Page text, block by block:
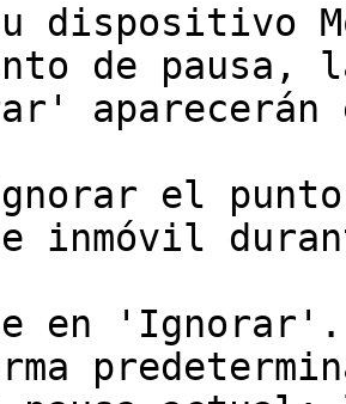
dispositivo
de pausa,
aparecerán
el
inmóvil
en 'Ignorar'.